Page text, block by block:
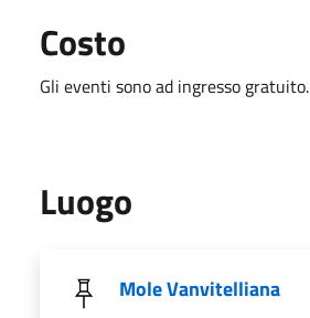
Costo
Gli eventi sono ad ingresso gratuito.
Luogo
Mole Vanvitelliana